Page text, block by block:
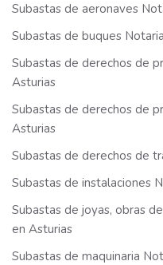
Subastas de aeronaves
Subastas de buques
Subastas de derechos de
Asturias
Subastas de derechos de
Asturias
Subastas de derechos de
Subastas de instalaciones
Subastas de joyas, obras
en Asturias
Subastas de maquinaria